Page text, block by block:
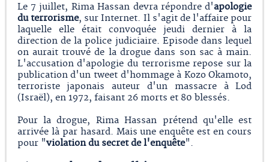
Le 7 juillet, Rima Hassan devra répondre d'apologie
du terrorisme, sur Internet. Il s'agit de l'affaire pour
laquelle elle était convoquée jeudi dernier à la
direction de la police judiciaire. Episode dans lequel
on aurait trouvé de la drogue dans son sac à main.
L'accusation d'apologie du terrorisme repose sur la
publication d'un tweet d'hommage à Kozo Okamoto,
terroriste japonais auteur d'un massacre à Lod
(Israël), en 1972, faisant 26 morts et 80 blessés.
Pour la drogue, Rima Hassan prétend qu'elle est
arrivée là par hasard. Mais une enquête est en cours
pour "violation du secret de l'enquête".